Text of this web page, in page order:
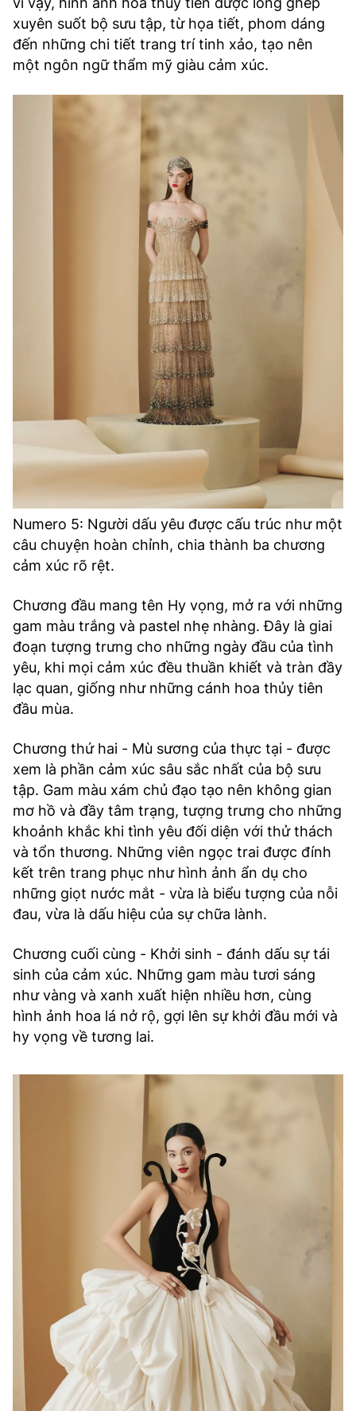
xuyên suốt bộ sưu tập, từ họa tiết, phom dáng
đến những chi tiết trang trí tinh xảo, tạo nên
một ngôn ngữ thẩm mỹ giàu cảm xúc.
Numero 5: Người dấu yêu được cấu trúc như một
câu chuyện hoàn chỉnh, chia thành ba chương
cảm xúc rõ rệt.
Chương đầu mang tên Hy vọng, mở ra với những
gam màu trắng và pastel nhẹ nhàng. Đây là giai
đoạn tượng trưng cho những ngày đầu của tình
yêu, khi mọi cảm xúc đều thuần khiết và tràn đầy
lạc quan, giống như những cánh hoa thủy tiên
đầu mùa.
Chương thứ hai - Mù sương của thực tại - được
xem là phần cảm xúc sâu sắc nhất của bộ sưu
tập. Gam màu xám chủ đạo tạo nên không gian
mơ hồ và đầy tâm trạng, tượng trưng cho những
khoảnh khắc khi tình yêu đối diện với thử thách
và tổn thương. Những viên ngọc trai được đính
kết trên trang phục như hình ảnh ẩn dụ cho
những giọt nước mắt - vừa là biểu tượng của nỗi
đau, vừa là dấu hiệu của sự chữa lành.
Chương cuối cùng - Khởi sinh - đánh dấu sự tái
sinh của cảm xúc. Những gam màu tươi sáng
như vàng và xanh xuất hiện nhiều hơn, cùng
hình ảnh hoa lá nở rộ, gợi lên sự khởi đầu mới và
hy vọng về tương lai.